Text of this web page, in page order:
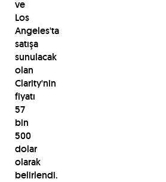
ve
Los
Angeles'ta
satışa
sunulacak
olan
Clarity'nin
fiyatı
57
bin
500
dolar
olarak
belirlendi.